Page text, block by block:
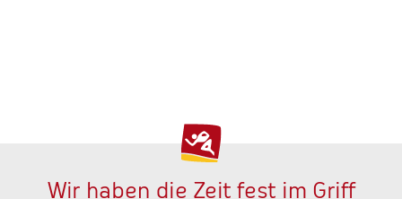
Wir haben die Zeit fest im Griff